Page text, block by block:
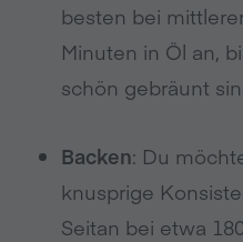
besten bei
Minuten in Öl an,
schön gebräunt
Backen: Du
knusprige
Seitan bei etwa